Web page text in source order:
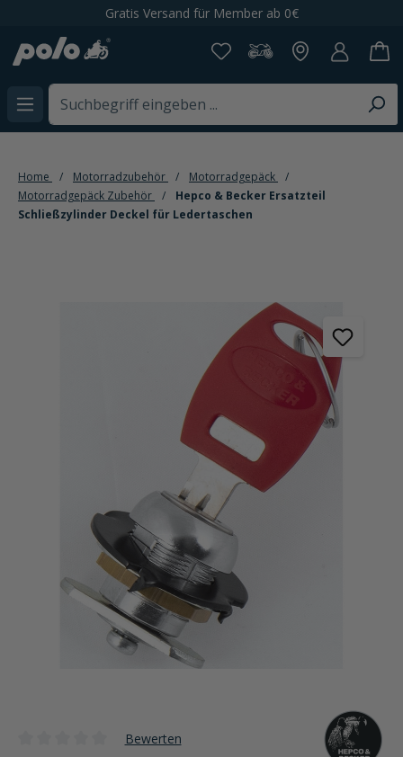
Gratis Versand für Member ab 0€
Home Motorradzubehör
Motorradgepäck
Motorradgepäck Zubehör
Hepco & Becker Ersatzteil
Schließzylinder Deckel für Ledertaschen
Bewerten